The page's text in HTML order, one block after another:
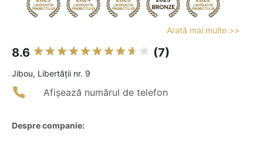
Arată mai multe >>
8.6 (7)
Jibou, Libertății nr. 9
Afișează numărul de telefon
Despre companie: